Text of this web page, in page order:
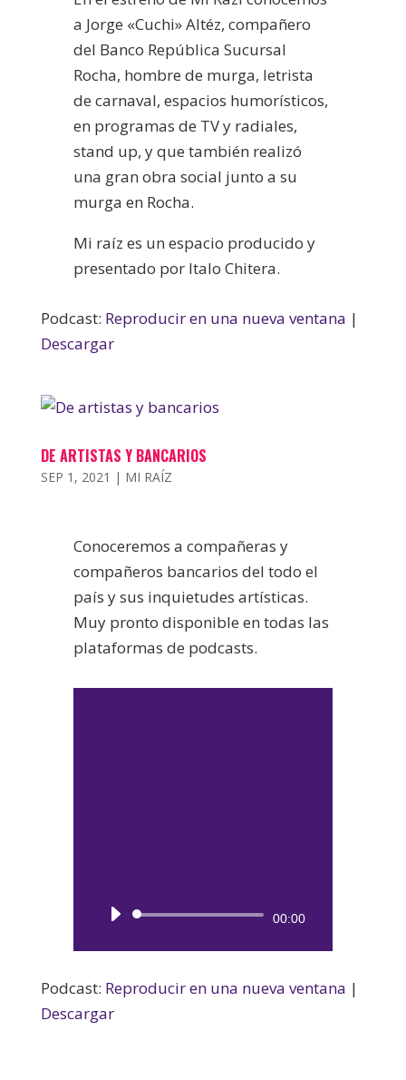
a Jorge «Cuchi» Altéz, compañero
del Banco República Sucursal
Rocha, hombre de murga, letrista
de carnaval, espacios humorísticos,
en programas de TV y radiales,
stand up, y que también realizó
una gran obra social junto a su
murga en Rocha.
Mi raíz es un espacio producido y
presentado por Italo Chitera.
Podcast: Reproducir en una nueva ventana |
Descargar
DE ARTISTAS Y BANCARIOS
SEP 1, 2021 | MI RAÍZ
Conoceremos a compañeras y
compañeros bancarios del todo el
país y sus inquietudes artísticas.
Muy pronto disponible en todas las
plataformas de podcasts.
Reproductor
00:00
Podcast: Reproducir en una nueva ventana |
Descargar